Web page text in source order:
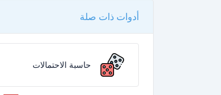
أدوات ذات صلة
حاسبة الاحتمالات